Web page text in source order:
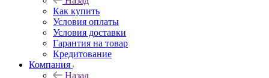
Как купить
Условия оплаты
Условия доставки
Гарантия на товар
Кредитование
Компания
Назад